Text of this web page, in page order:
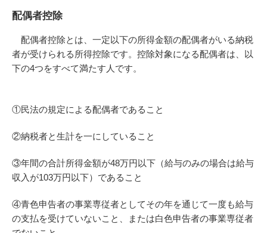
配偶者控除
配偶者控除とは、一定以下の所得金額の配偶者がいる納税
者が受けられる所得控除です。控除対象になる配偶者は、以
下の4つをすべて満たす人です。
①民法の規定による配偶者であること
②納税者と生計を一にしていること
③年間の合計所得金額が48万円以下（給与のみの場合は給与
収入が103万円以下）であること
④青色申告者の事業専従者としてその年を通じて一度も給与
の支払を受けていないこと、または白色申告者の事業専従者